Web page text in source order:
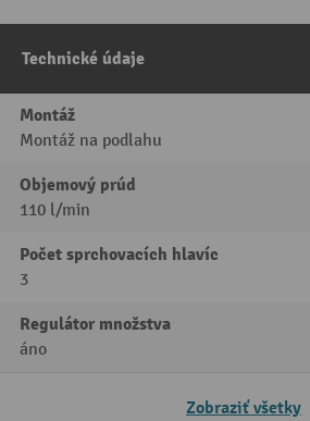
Technické údaje
Montáž
Montáž na podlahu
Objemový prúd
110 l/min
Počet sprchovacích hlavíc
3
Regulátor množstva
áno
Zobraziť všetky